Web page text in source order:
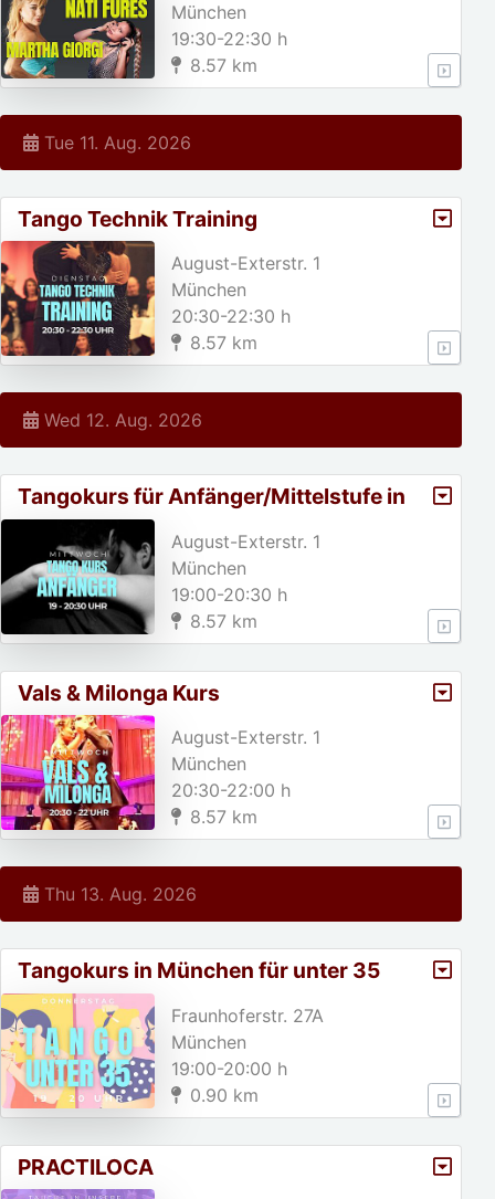
München
19:30-22:30 h
8.57 km
Tue 11. Aug. 2026
Tango Technik Training
August-Exterstr. 1
München
20:30-22:30 h
8.57 km
Wed 12. Aug. 2026
Tangokurs für Anfänger/Mittelstufe in
München
August-Exterstr. 1
München
19:00-20:30 h
8.57 km
Vals & Milonga Kurs
August-Exterstr. 1
München
20:30-22:00 h
8.57 km
Thu 13. Aug. 2026
Tangokurs in München für unter 35
jährige!
Fraunhoferstr. 27A
München
19:00-20:00 h
0.90 km
PRACTILOCA